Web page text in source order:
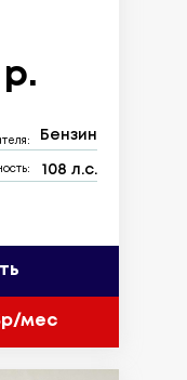
р.
Бензин
108 л.с.
мес